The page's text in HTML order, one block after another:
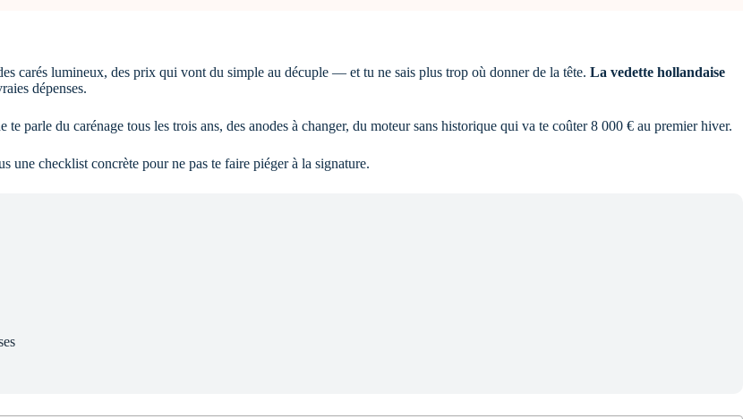
carés lumineux, des prix qui vont du simple au décuple — et tu ne sais plus trop où donner de la tête. La vedette hollandaise
dépenses.
te parle du carénage tous les trois ans, des anodes à changer, du moteur sans historique qui va te coûter 8 000 € au premier hiver.
checklist concrète pour ne pas te faire piéger à la signature.